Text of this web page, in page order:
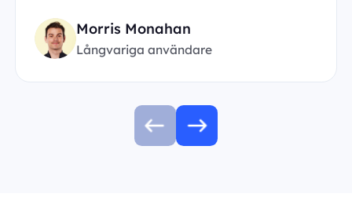
Morris Monahan
Långvariga användare